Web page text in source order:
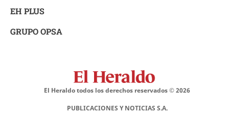
EH PLUS
GRUPO OPSA
El Heraldo todos los derechos reservados ©2026
PUBLICACIONES Y NOTICIAS S.A.